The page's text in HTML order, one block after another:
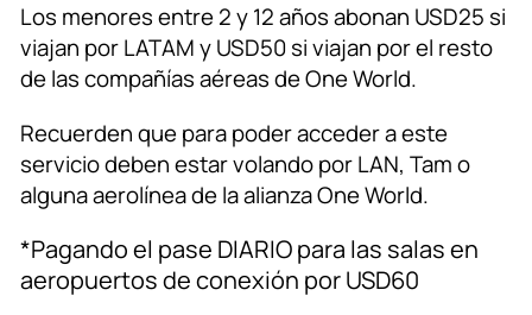
Los menores entre 2 y 12 años abonan USD25 si
viajan por LATAM y USD50 si viajan por el resto
de las compañías aéreas de One World.
Recuerden que para poder acceder a este
servicio deben estar volando por LAN, Tam o
alguna aerolínea de la alianza One World.
*Pagando el pase DIARIO para las salas en
aeropuertos de conexión por USD60